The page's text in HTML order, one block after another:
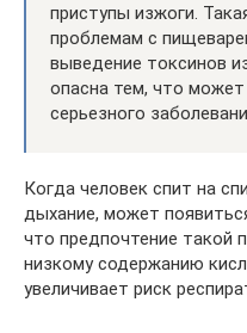
приступы изжоги.
проблемам с
выведение токсинов
опасна тем, что
серьезного
Когда человек спит на
дыхание, может
что предпочтение такой
низкому содержанию
увеличивает риск